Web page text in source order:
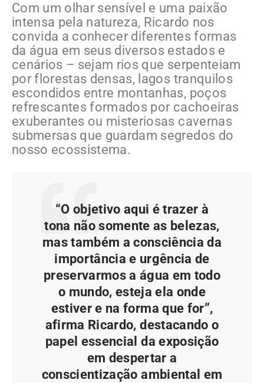
Com um olhar sensível e uma paixão
intensa pela natureza, Ricardo nos
convida a conhecer diferentes formas
da água em seus diversos estados e
cenários – sejam rios que serpenteiam
por florestas densas, lagos tranquilos
escondidos entre montanhas, poços
refrescantes formados por cachoeiras
exuberantes ou misteriosas cavernas
submersas que guardam segredos do
nosso ecossistema.
“O objetivo aqui é trazer à
tona não somente as belezas,
mas também a consciência da
importância e urgência de
preservarmos a água em todo
o mundo, esteja ela onde
estiver e na forma que for”,
afirma Ricardo, destacando o
papel essencial da exposição
em despertar a
conscientização ambiental em